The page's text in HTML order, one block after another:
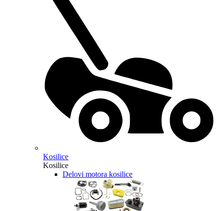
Kosilice
Kosilice
Delovi motora kosilice